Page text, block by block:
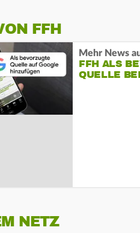
FFH
Mehr News
FFH ALS
QUELLE
NETZ